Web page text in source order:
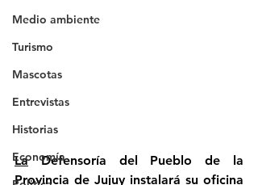
Medio ambiente
Turismo
Mascotas
Entrevistas
Historias
Economía
La Defensoría del Pueblo de la
Provincia de Jujuy instalará su oficina